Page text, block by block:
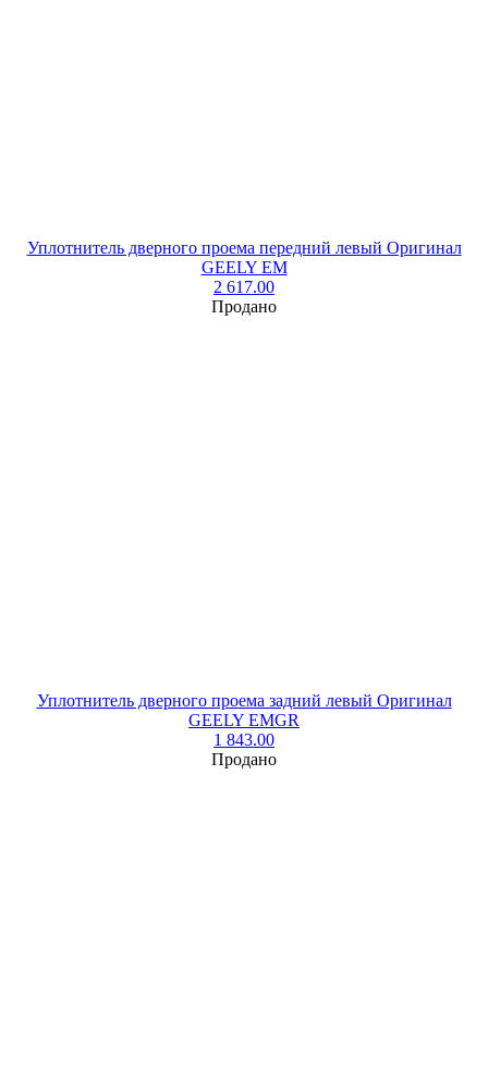
Уплотнитель дверного проема передний левый Оригинал
GEELY EM
2 617.00
Продано
Уплотнитель дверного проема задний левый Оригинал
GEELY EMGR
1 843.00
Продано